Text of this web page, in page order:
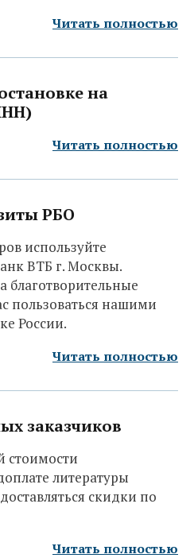
Читать полностью
на
Читать полностью
РБО
используйте
ВТБ г. Москвы.
благотворительные
пользоваться нашими
России.
Читать полностью
заказчиков
стоимости
литературы
скидки по
Читать полностью